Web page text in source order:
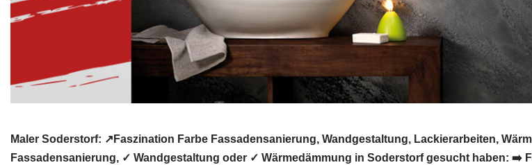
Maler Soderstorf: ↗️Faszination Farbe Fassadensanierung, Wandgestaltung, Lackierarbeiten,
Fassadensanierung, ✓ Wandgestaltung oder ✓ Wärmedämmung in Soderstorf gesucht haben: ➡️